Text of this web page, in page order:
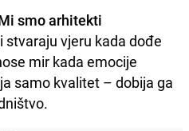
smo arhitekti
stvaraju vjeru kada dođe
mir kada emocije
samo kvalitet – dobija ga